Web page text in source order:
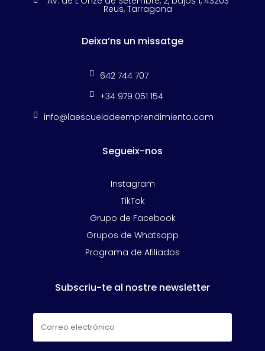
Reus, Tarragona
Deixa’ns un missatge
 642 744 707
 +34 979 051 154
 info@laescueladeemprendimiento.com
Segueix-nos
Instagram
TikTok
Grupo de Facebook
Grupos de Whatsapp
Programa de Afiliados
Subscriu-te al nostre newsletter